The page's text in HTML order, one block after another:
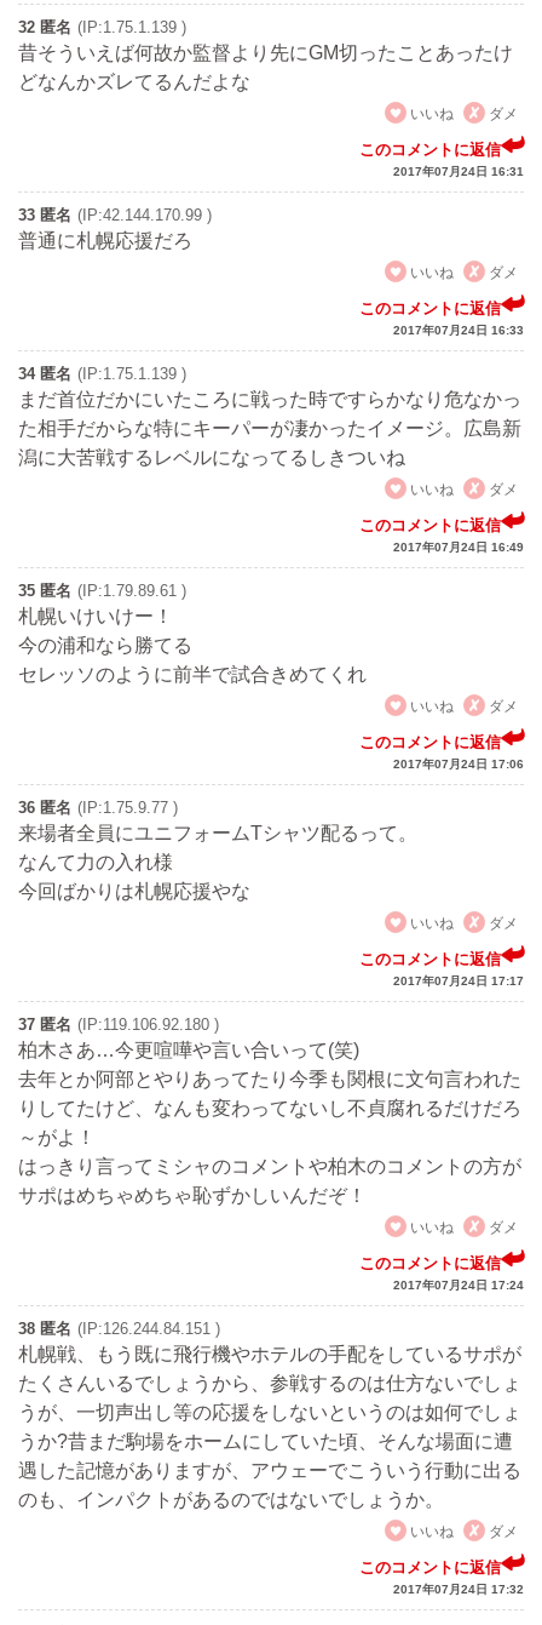
32 匿名 (IP:1.75.1.139 )
昔そういえば何故か監督より先にGM切ったことあったけ
どなんかズレてるんだよな
いいね
ダメ
このコメントに返信
2017年07月24日 16:31
33 匿名 (IP:42.144.170.99 )
普通に札幌応援だろ
いいね
ダメ
このコメントに返信
2017年07月24日 16:33
34 匿名 (IP:1.75.1.139 )
まだ首位だかにいたころに戦った時ですらかなり危なかっ
た相手だからな特にキーパーが凄かったイメージ。広島新
潟に大苦戦するレベルになってるしきついね
いいね
ダメ
このコメントに返信
2017年07月24日 16:49
35 匿名 (IP:1.79.89.61 )
札幌いけいけー！
今の浦和なら勝てる
セレッソのように前半で試合きめてくれ
いいね
ダメ
このコメントに返信
2017年07月24日 17:06
36 匿名 (IP:1.75.9.77 )
来場者全員にユニフォームTシャツ配るって。
なんて力の入れ様
今回ばかりは札幌応援やな
いいね
ダメ
このコメントに返信
2017年07月24日 17:17
37 匿名 (IP:119.106.92.180 )
柏木さあ…今更喧嘩や言い合いって(笑)
去年とか阿部とやりあってたり今季も関根に文句言われた
りしてたけど、なんも変わってないし不貞腐れるだけだろ
～がよ！
はっきり言ってミシャのコメントや柏木のコメントの方が
サポはめちゃめちゃ恥ずかしいんだぞ！
いいね
ダメ
このコメントに返信
2017年07月24日 17:24
38 匿名 (IP:126.244.84.151 )
札幌戦、もう既に飛行機やホテルの手配をしているサポが
たくさんいるでしょうから、参戦するのは仕方ないでしょ
うが、一切声出し等の応援をしないというのは如何でしょ
うか?昔まだ駒場をホームにしていた頃、そんな場面に遭
遇した記憶がありますが、アウェーでこういう行動に出る
のも、インパクトがあるのではないでしょうか。
いいね
ダメ
このコメントに返信
2017年07月24日 17:32